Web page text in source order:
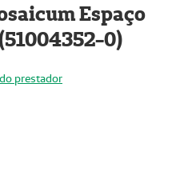
Espaço
0)
prestador